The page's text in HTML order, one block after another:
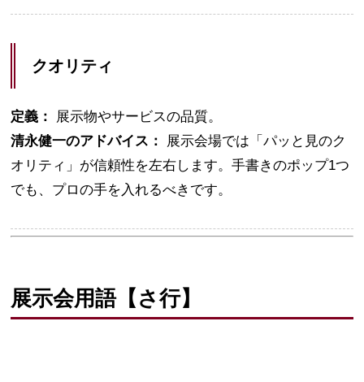
クオリティ
定義：
展示物やサービスの品質。
清永健一のアドバイス：
展示会場では「パッと見のク
オリティ」が信頼性を左右します。手書きのポップ1つ
でも、プロの手を入れるべきです。
展示会用語【さ行】